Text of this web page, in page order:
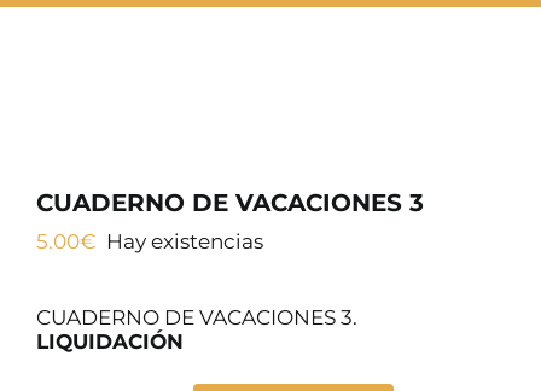
CUADERNO DE VACACIONES 3
5.00€ Hay existencias
CUADERNO DE VACACIONES 3.
LIQUIDACIÓN